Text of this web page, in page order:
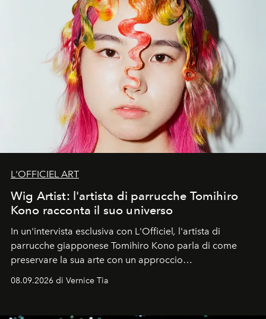
L'OFFICIEL ART
Wig Artist: l'artista di parrucche Tomihiro
Kono racconta il suo universo
In un'intervista esclusiva con L'Officiel, l'artista di
parrucche giapponese Tomihiro Kono parla di come
preservare la sua arte con un approccio
contemporaneo.
08.09.2026 di Vernice Tia